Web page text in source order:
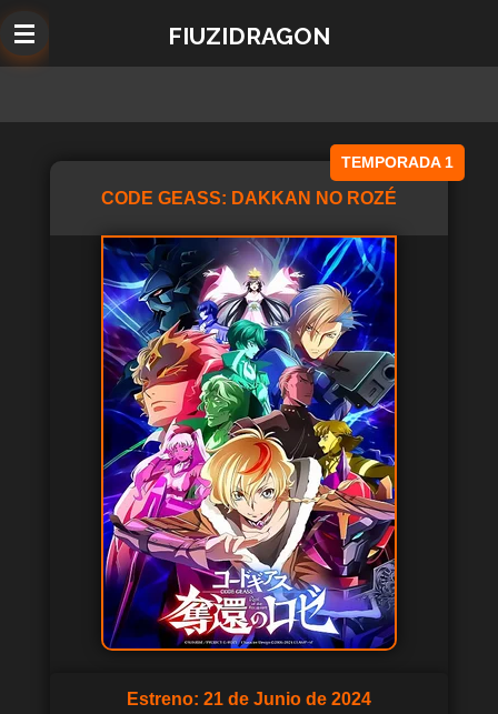
Ir
al
FIUZIDRAGON
TEMPORADA 1
CODE GEASS: DAKKAN NO ROZÉ
Estreno: 21 de Junio de 2024